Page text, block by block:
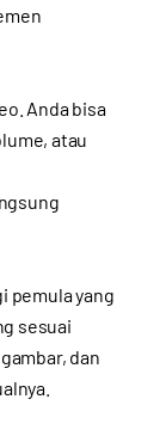
Anda bisa
atau
pemula yang
sesuai
dan